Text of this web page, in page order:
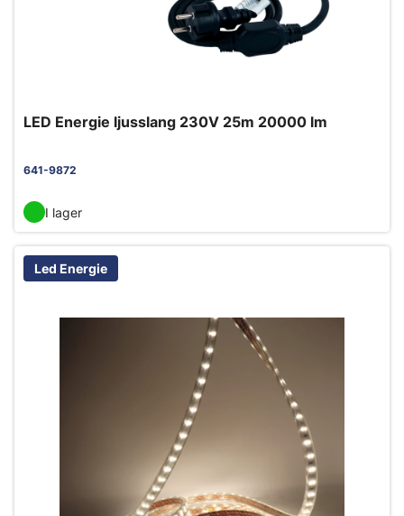
LED Energie ljusslang 230V 25m 20000 lm
641-9872
I lager
Led Energie